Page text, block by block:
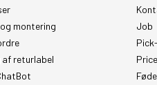
montering
af returlabel
Job